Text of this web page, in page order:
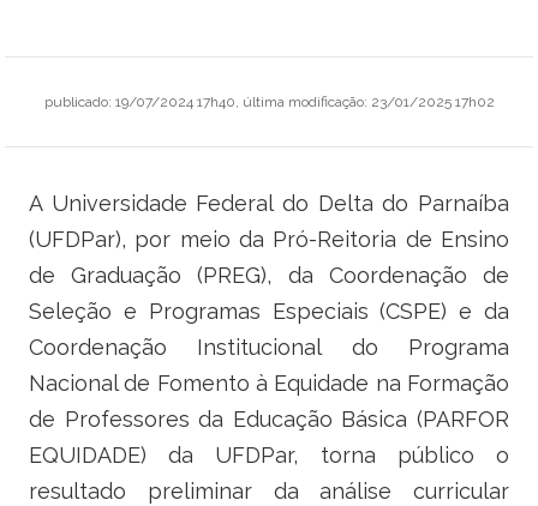
Ministério da Indústria, Comércio Exterior e Serviços
Ministério de Minas e Energia
Ministério do Planejamento, Desenvolvimento e Gestão
Ministério da Ciência, Tecnologia, Inovações e Comunicações
publicado: 19/07/2024 17h40, última modificação: 23/01/2025 17h02
A Universidade Federal do Delta do Parnaíba
(UFDPar), por meio da Pró-Reitoria de Ensino
de Graduação (PREG), da Coordenação de
Seleção e Programas Especiais (CSPE) e da
Coordenação Institucional do Programa
Nacional de Fomento à Equidade na Formação
de Professores da Educação Básica (PARFOR
EQUIDADE) da UFDPar, torna público o
resultado preliminar da análise curricular